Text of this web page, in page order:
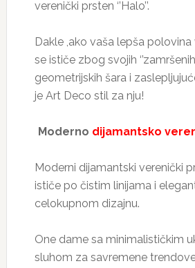
verenički prsten ‘’Halo’’.
Dakle ,ako vaša lepša polovina
se ističe zbog svojih
geometrijskih šara i
je Art Deco stil za nju!
Moderno dijamantsko
Moderni dijamantski verenički
ističe po čistim linijama i
celokupnom dizajnu.
One dame sa minimalističkim
sluhom za savremene